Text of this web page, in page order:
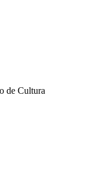
de Cultura